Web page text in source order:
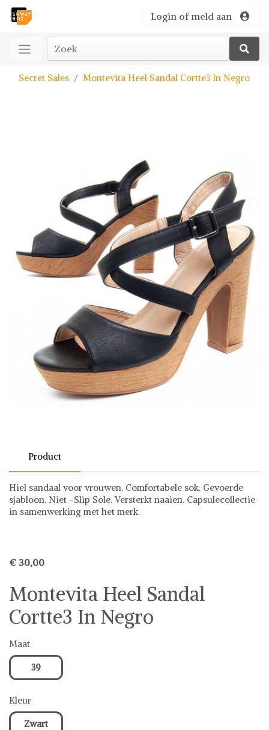
Login of meld aan
Secret Sales Montevita Heel Sandal Cortte3 In Negro
Product
Hiel sandaal voor vrouwen. Comfortabele sok. Gevoerde
sjabloon. Niet -Slip Sole. Versterkt naaien. Capsulecollectie
in samenwerking met het merk.
€ 30,00
Montevita Heel Sandal
Cortte3 In Negro
Maat
39
Kleur
Zwart